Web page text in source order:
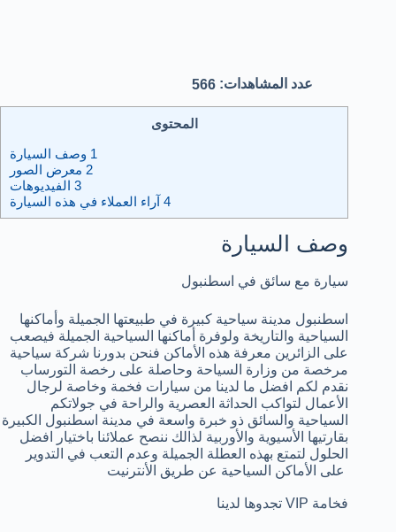
عدد المشاهدات: 566
المحتوى
1 وصف السيارة
2 معرض الصور
3الفيديوهات
4آراء العملاء في هذه السيارة​
وصف السيارة
سيارة مع سائق في اسطنبول
اسطنبول مدينة سياحية كبيرة في طبيعتها الجميلة وأماكنها
السياحية والتاريخة ولوفرة أماكنها السياحية الجميلة فيصعب
على الزائرين معرفة هذه الأماكن فنحن بدورنا شركة سياحية
مرخصة من وزارة السياحة وحاصلة على رخصة التورساب
نقدم لكم افضل ما لدينا من سيارات فخمة وخاصة لرجال
الأعمال لتواكب الحداثة العصرية والراحة في جولاتكم
السياحية والسائق ذو خبرة واسعة في مدينة اسطنبول الكبيرة
بقارتيها الأسيوية والأوربية لذالك ننصح عملائنا باختيار افضل
الحلول لتمتع بهذه العطلة الجميلة وعدم التعب في التدوير
تجدوها لدينا VIP فخامة